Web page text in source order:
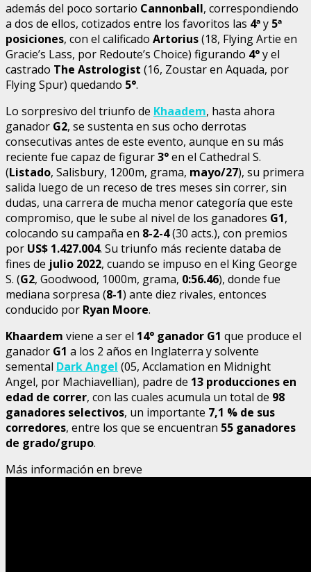
además del poco sortario Cannonball, correspondiendo
a dos de ellos, cotizados entre los favoritos las 4ªy 5ª
posiciones, con el calificado Artorius(18, Flying Artie en
Gracie’s Lass, por Redoute’s Choice) figurando 4°y el
castrado The Astrologist (16, Zoustar en Aquada, por
Flying Spur) quedando 5°.
Lo sorpresivo del triunfo de Khaadem, hasta ahora
ganador G2, se sustenta en sus ocho derrotas
consecutivas antes de este evento, aunque en su más
reciente fue capaz de figurar3°en el Cathedral S.
(Listado, Salisbury, 1200m, grama, mayo/27), su primera
salida luego de un receso de tres meses sin correr, sin
dudas, una carrera de mucha menor categoría que este
compromiso, que le sube al nivel de los ganadores G1,
colocando su campaña en 8-2-4(30 acts.), con premios
por US$ 1.427.004. Su triunfo más reciente databa de
fines de julio 2022, cuando se impuso en el King George
S. (G2, Goodwood, 1000m, grama, 0:56.46), donde fue
mediana sorpresa (8-1) ante diez rivales, entonces
conducido por Ryan Moore.
Khaardem viene a ser el 14° ganador G1 que produce el
ganador G1 a los 2 años en Inglaterra y solvente
semental Dark Angel (05, Acclamation en Midnight
Angel, por Machiavellian), padre de 13 producciones en
edad de correr, con las cuales acumula un total de 98
ganadores selectivos, un importante 7,1 % de sus
corredores, entre los que se encuentran 55 ganadores
de grado/grupo.
Más información en breve